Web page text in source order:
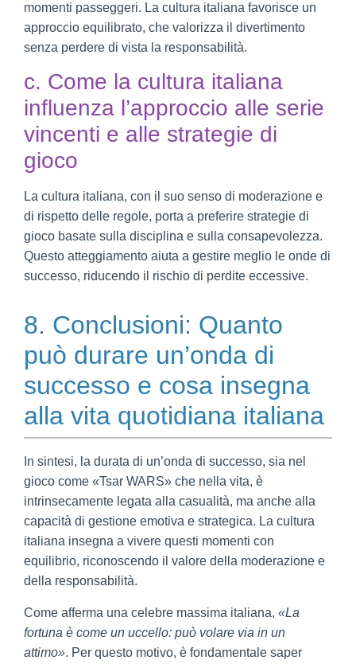
momenti passeggeri. La cultura italiana favorisce un
approccio equilibrato, che valorizza il divertimento
senza perdere di vista la responsabilità.
c. Come la cultura italiana
influenza l’approccio alle serie
vincenti e alle strategie di
gioco
La cultura italiana, con il suo senso di moderazione e
di rispetto delle regole, porta a preferire strategie di
gioco basate sulla disciplina e sulla consapevolezza.
Questo atteggiamento aiuta a gestire meglio le onde di
successo, riducendo il rischio di perdite eccessive.
8. Conclusioni: Quanto
può durare un’onda di
successo e cosa insegna
alla vita quotidiana italiana
In sintesi, la durata di un’onda di successo, sia nel
gioco come «Tsar WARS» che nella vita, è
intrinsecamente legata alla casualità, ma anche alla
capacità di gestione emotiva e strategica. La cultura
italiana insegna a vivere questi momenti con
equilibrio, riconoscendo il valore della moderazione e
della responsabilità.
Come afferma una celebre massima italiana, «La
fortuna è come un uccello: può volare via in un
attimo». Per questo motivo, è fondamentale saper